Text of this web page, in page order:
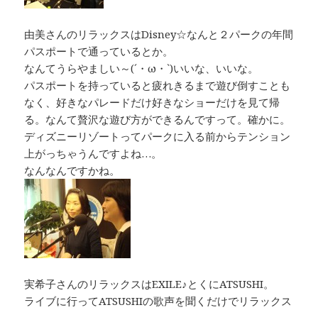
由美さんのリラックスはDisney☆なんと２パークの年間
パスポートで通っているとか。
なんてうらやましい～(´・ω・`)いいな、いいな。
パスポートを持っていると疲れきるまで遊び倒すことも
なく、好きなパレードだけ好きなショーだけを見て帰
る。なんて贅沢な遊び方ができるんですって。確かに。
ディズニーリゾートってパークに入る前からテンション
上がっちゃうんですよね…。
なんなんですかね。
実希子さんのリラックスはEXILE♪とくにATSUSHI。
ライブに行ってATSUSHIの歌声を聞くだけでリラックス